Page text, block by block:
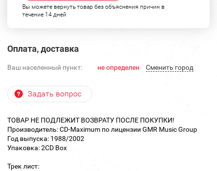
Вы можете вернуть товар без объяснения причин в
течение 14 дней
Оплата, доставка
Ваш населенный пункт: не определен Cменить город
Задать вопрос
ТОВАР НЕ ПОДЛЕЖИТ ВОЗВРАТУ ПОСЛЕ ПОКУПКИ!
Производитель: CD-Maximum по лицензии GMR Music Group
Год выпуска: 1988/2002
Упаковка: 2CD Box
Трек лист: